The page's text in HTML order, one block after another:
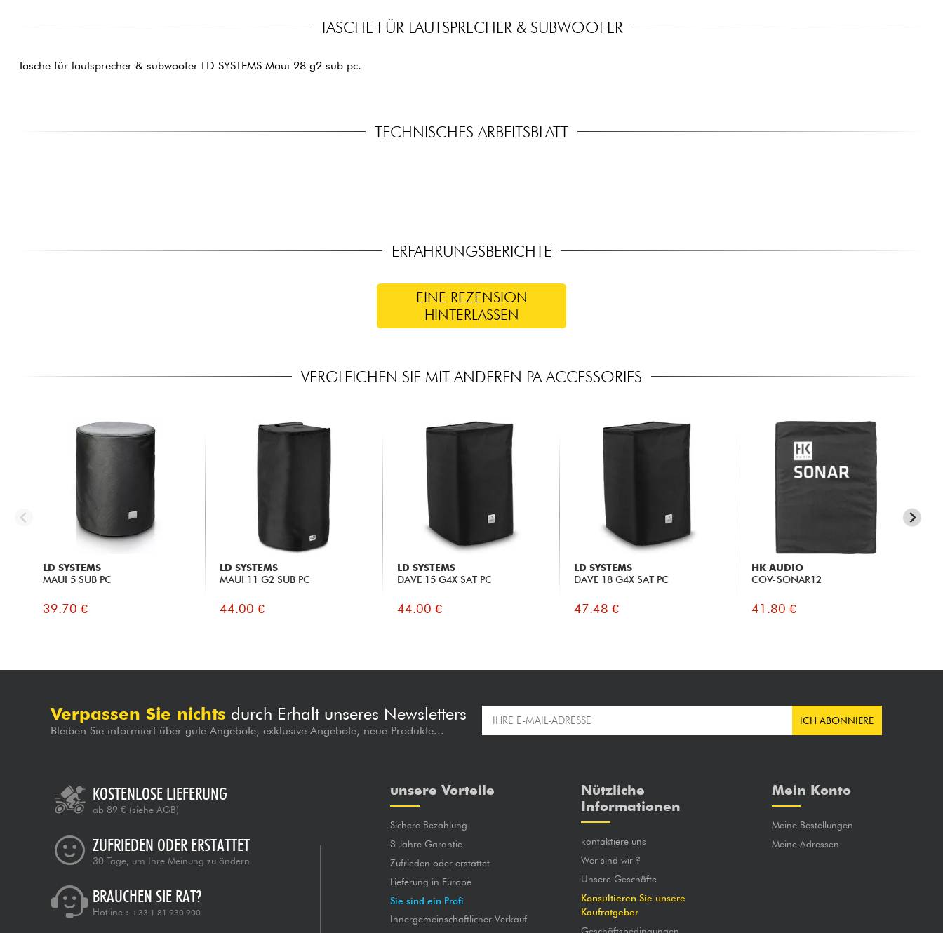
TASCHE FÜR LAUTSPRECHER & SUBWOOFER
Tasche für lautsprecher & subwoofer LD SYSTEMS Maui 28 g2 sub pc.
TECHNISCHES ARBEITSBLATT
ERFAHRUNGSBERICHTE
EINE REZENSION
HINTERLASSEN
VERGLEICHEN SIE MIT ANDEREN PA ACCESSORIES
LD SYSTEMS
MAUI 5 SUB PC
39.70 €
LD SYSTEMS
MAUI 11 G2 SUB PC
44.00 €
LD SYSTEMS
DAVE 15 G4X SAT PC
44.00 €
LD SYSTEMS
DAVE 18 G4X SAT PC
47.48 €
HK AUDIO
COV-SONAR12
41.80 €
Verpassen Sie nichts durch Erhalt unseres Newsletters
Bleiben Sie informiert über gute Angebote, exklusive Angebote, neue Produkte...
ICH ABONNIERE
KOSTENLOSE LIEFERUNG
ab 89 € (siehe AGB)
ZUFRIEDEN ODER ERSTATTET
30 Tage, um Ihre Meinung zu ändern
BRAUCHEN SIE RAT?
Hotline : +33 1 81 930 900
unsere Vorteile
Sichere Bezahlung
3 Jahre Garantie
Zufrieden oder erstattet
Lieferung in Europe
Sie sind ein Profi
Innergemeinschaftlicher Verkauf
Nützliche
Informationen
kontaktiere uns
Wer sind wir ?
Unsere Geschäfte
Konsultieren Sie unsere
Kaufratgeber
Geschäftsbedingungen
Mein Konto
Meine Bestellungen
Meine Adressen